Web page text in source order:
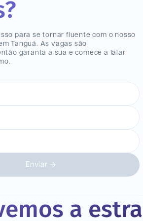
para se tornar fluente com o nosso
Tanguá. As vagas são
garanta a sua e comece a falar
Enviar
a